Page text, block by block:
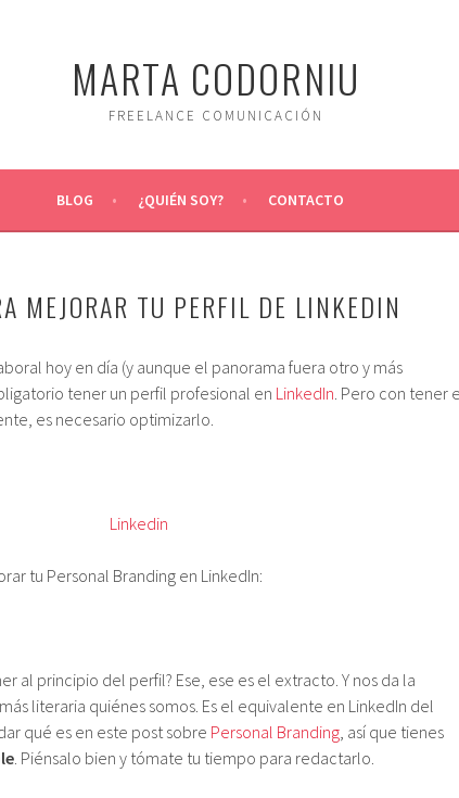
MARTA CODORNIU
FREELANCE COMUNICACIÓN
BLOG ¿QUIÉN SOY? CONTACTO
MEJORAR TU PERFIL DE LINKEDIN
hoy en día (y aunque el panorama fuera otro y más
tener un perfil profesional en LinkedIn. Pero con tener
es necesario optimizarlo.
tu Personal Branding en LinkedIn:
al principio del perfil? Ese, ese es el extracto. Y nos da la
literaria quiénes somos. Es el equivalente en LinkedIn del
qué es en este post sobre Personal Branding, así que tienes
. Piénsalo bien y tómate tu tiempo para redactarlo.